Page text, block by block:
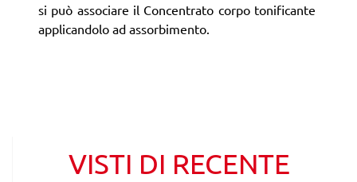
si può associare il Concentrato corpo tonificante
applicandolo ad assorbimento.
VISTI DI RECENTE